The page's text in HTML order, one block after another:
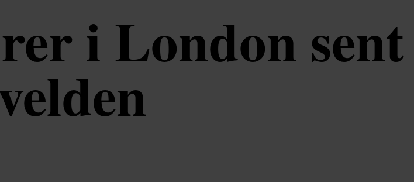
i London sent